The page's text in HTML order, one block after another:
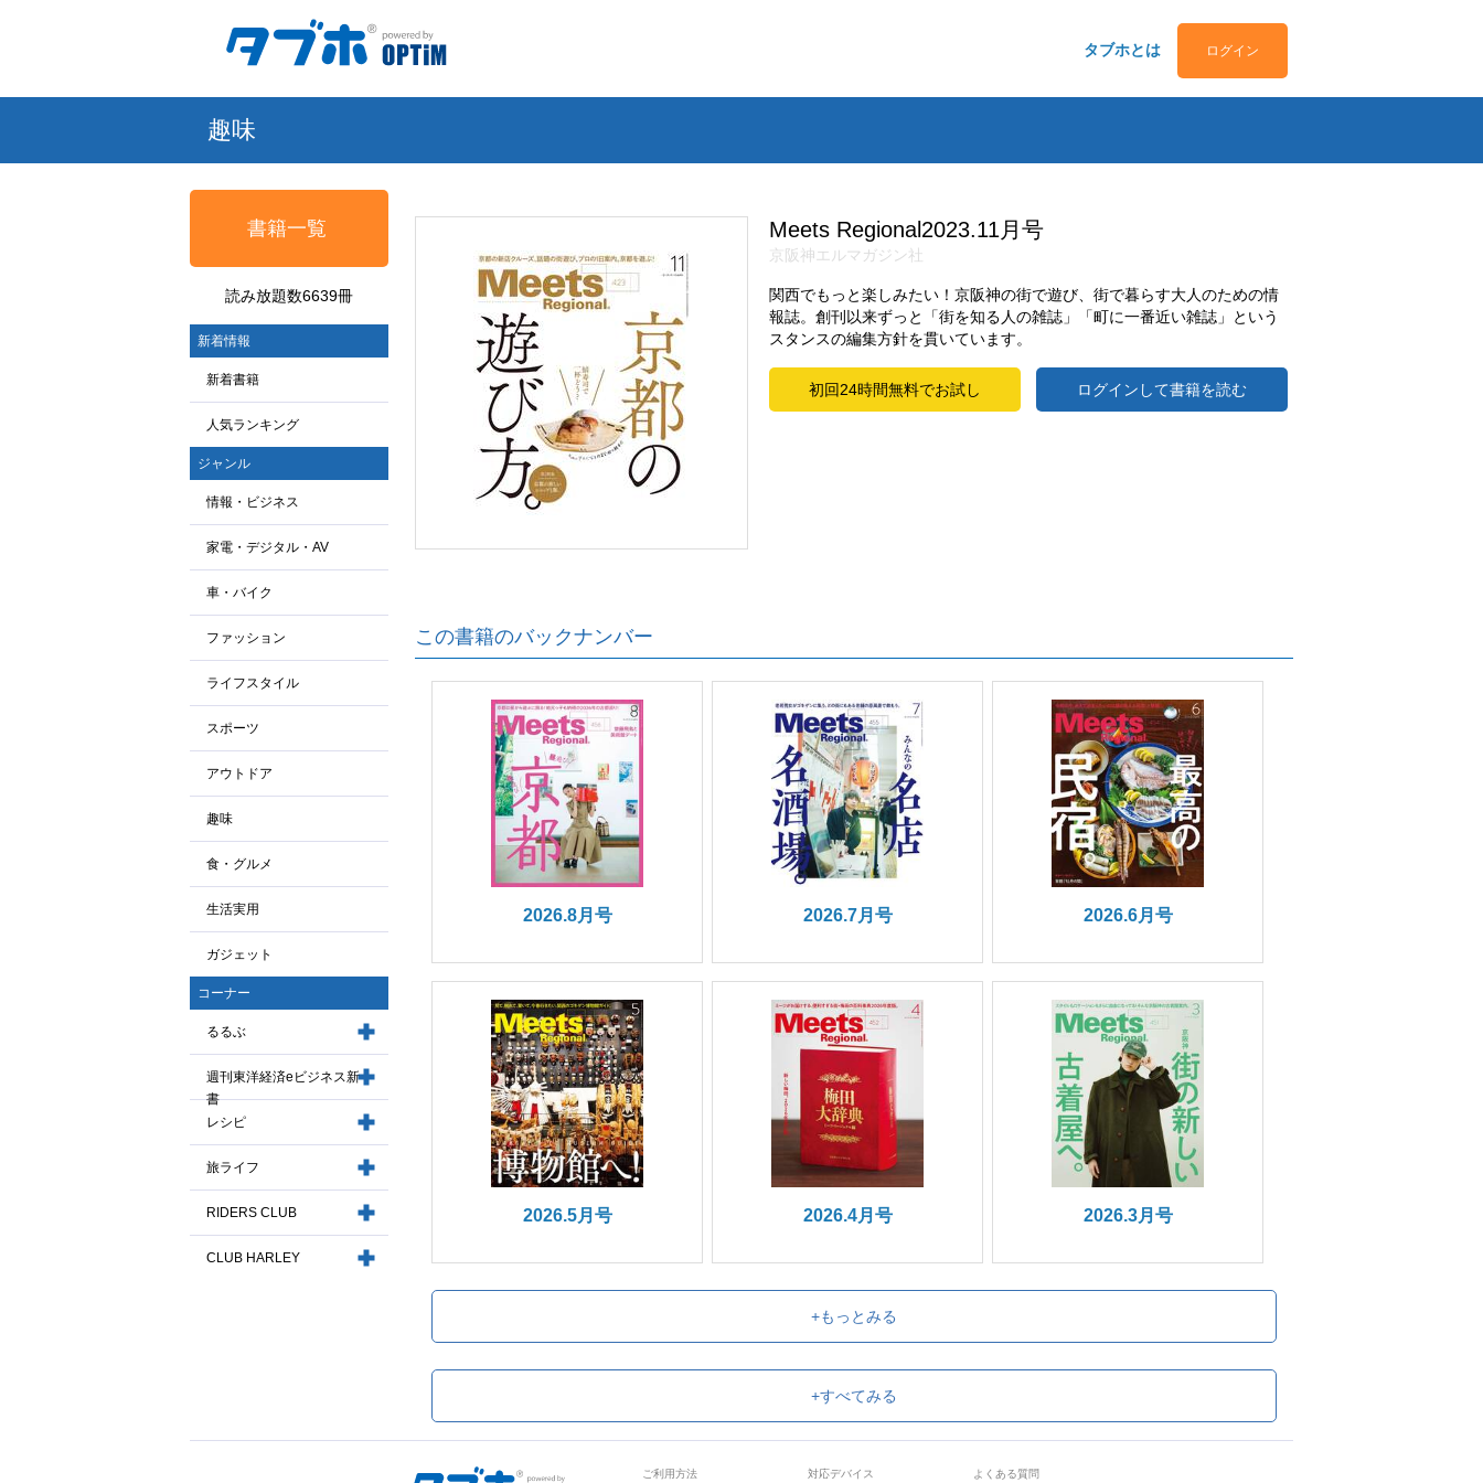
タブホとは ログイン
趣味
書籍一覧
読み放題数6639冊
新着情報
新着書籍
人気ランキング
ジャンル
情報・ビジネス
家電・デジタル・AV
車・バイク
ファッション
ライフスタイル
スポーツ
アウトドア
趣味
食・グルメ
生活実用
ガジェット
コーナー
るるぶ
週刊東洋経済eビジネス新
書
レシピ
旅ライフ
RIDERS CLUB
CLUB HARLEY
Meets Regional2023.11月号
京阪神エルマガジン社
関西でもっと楽しみたい！京阪神の街で遊び、街で暮らす大人のための情
報誌。創刊以来ずっと「街を知る人の雑誌」「町に一番近い雑誌」という
スタンスの編集方針を貫いています。
初回24時間無料でお試し ログインして書籍を読む
この書籍のバックナンバー
2026.8月号 2026.7月号 2026.6月号
2026.5月号 2026.4月号 2026.3月号
+もっとみる
+すべてみる
ご利用方法 対応デバイス よくある質問